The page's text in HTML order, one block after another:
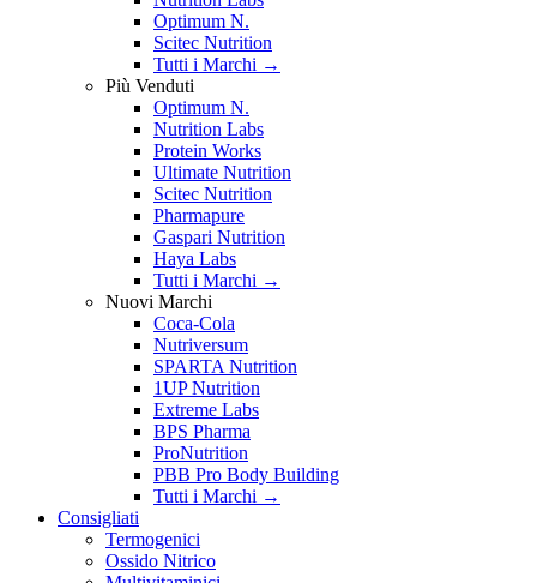
Optimum N.
Scitec Nutrition
Tutti i Marchi →
Più Venduti
Optimum N.
Nutrition Labs
Protein Works
Ultimate Nutrition
Scitec Nutrition
Pharmapure
Gaspari Nutrition
Haya Labs
Tutti i Marchi →
Nuovi Marchi
Coca-Cola
Nutriversum
SPARTA Nutrition
1UP Nutrition
Extreme Labs
BPS Pharma
ProNutrition
PBB Pro Body Building
Tutti i Marchi →
Consigliati
Termogenici
Ossido Nitrico